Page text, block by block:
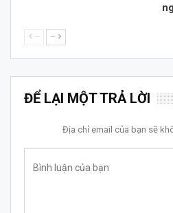
-- --
ĐỂ LẠI MỘT TRẢ LỜI
Địa chỉ email của bạn sẽ